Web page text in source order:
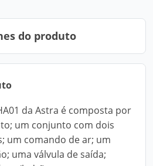
do produto
da Astra é composta por
um conjunto com dois
um comando de ar; um
uma válvula de saída;